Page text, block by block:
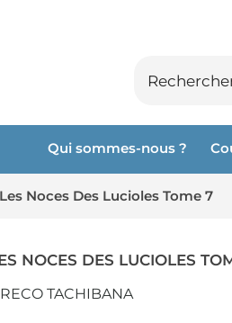
Qui sommes-nous ?
Les Noces Des Lucioles Tome 7
NOCES DES LUCIOLES
TACHIBANA